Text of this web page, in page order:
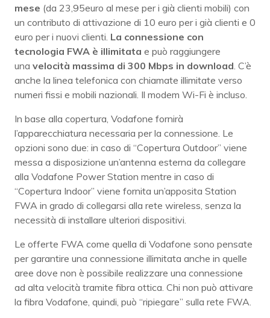
mese (da 23,95euro al mese per i già clienti mobili) con
un contributo di attivazione di 10 euro per i già clienti e 0
euro per i nuovi clienti. La connessione con
tecnologia FWA è illimitata e può raggiungere
una velocità massima di 300 Mbps in download . C’è
anche la linea telefonica con chiamate illimitate verso
numeri fissi e mobili nazionali. Il modem Wi-Fi è incluso.
In base alla copertura, Vodafone fornirà
l’apparecchiatura necessaria per la connessione. Le
opzioni sono due: in caso di “Copertura Outdoor” viene
messa a disposizione un’antenna esterna da collegare
alla Vodafone Power Station mentre in caso di
“Copertura Indoor” viene fornita un’apposita Station
FWA in grado di collegarsi alla rete wireless, senza la
necessità di installare ulteriori dispositivi.
Le offerte FWA come quella di Vodafone sono pensate
per garantire una connessione illimitata anche in quelle
aree dove non è possibile realizzare una connessione
ad alta velocità tramite fibra ottica. Chi non può attivare
la fibra Vodafone, quindi, può “ripiegare” sulla rete FWA.